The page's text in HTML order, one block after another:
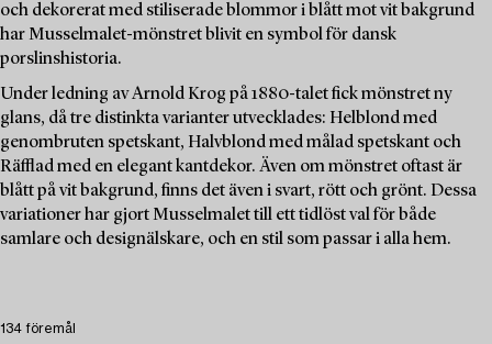
och dekorerat med stiliserade blommor i blått mot vit bakgrund
har Musselmalet-mönstret blivit en symbol för dansk
porslinshistoria.
Under ledning av Arnold Krog på 1880-talet fick mönstret ny
glans, då tre distinkta varianter utvecklades: Helblond med
genombruten spetskant, Halvblond med målad spetskant och
Räfflad med en elegant kantdekor. Även om mönstret oftast är
blått på vit bakgrund, finns det även i svart, rött och grönt. Dessa
variationer har gjort Musselmalet till ett tidlöst val för både
samlare och designälskare, och en stil som passar i alla hem.
134 föremål